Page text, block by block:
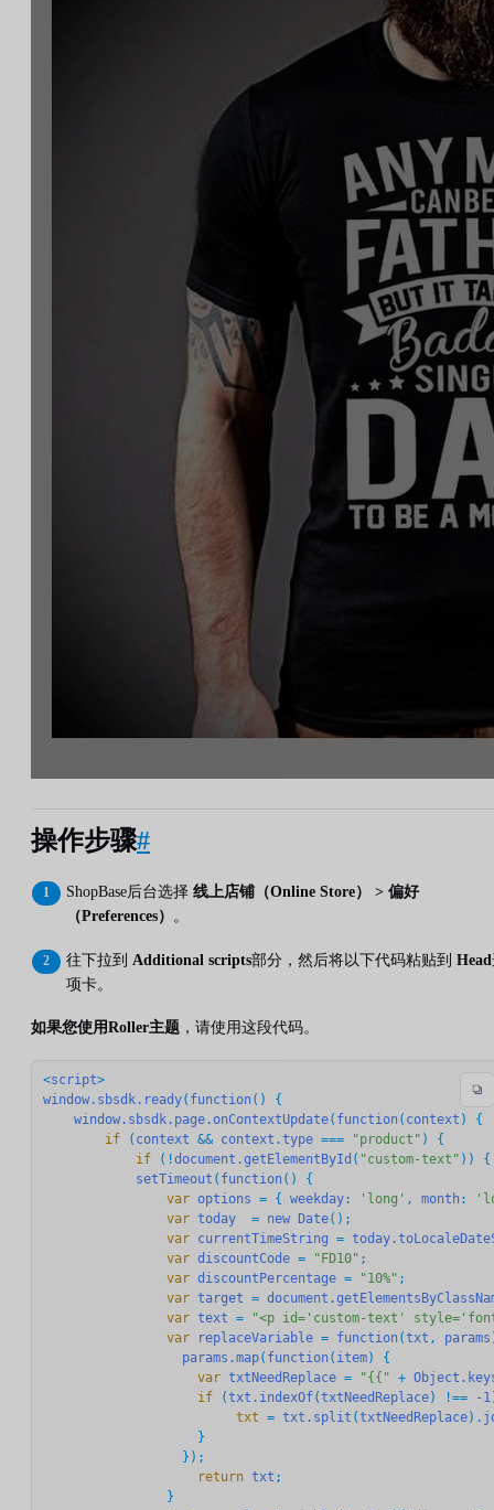
操作步骤#
ShopBase后台选择 线上店铺（Online Store） > 偏好
（Preferences） 。
往下拉到 Additional scripts部分，然后将以下代码粘贴到 Head
项卡。
如果您使用Roller主题 ，请使用这段代码。
<script
window.sbsdk.ready( function () {
window.sbsdk.page.onContextUpdate( function ( context
        if
( context && context.type === "product"
            if
(!document.getElementById ( "custom-text" )) {
setTimeout ( function
                var
options = { weekday: 'long' , month :
                var
today
  =
new Date
                var
currentTimeString =
                var
discountCode = "FD10"
                var
discountPercentage = "10%"
                var
target =
                var
text =
"<p id='custom-text'
                var
replaceVariable = function (txt , params
params.map( function ( item
                    var
txtNeedReplace = "{{" +
                    if
(txt.indexOf(txtNeedReplace) !==
-1
                         txt
= txt.split (txtNeedReplace).
                    }
                    return
txt ;